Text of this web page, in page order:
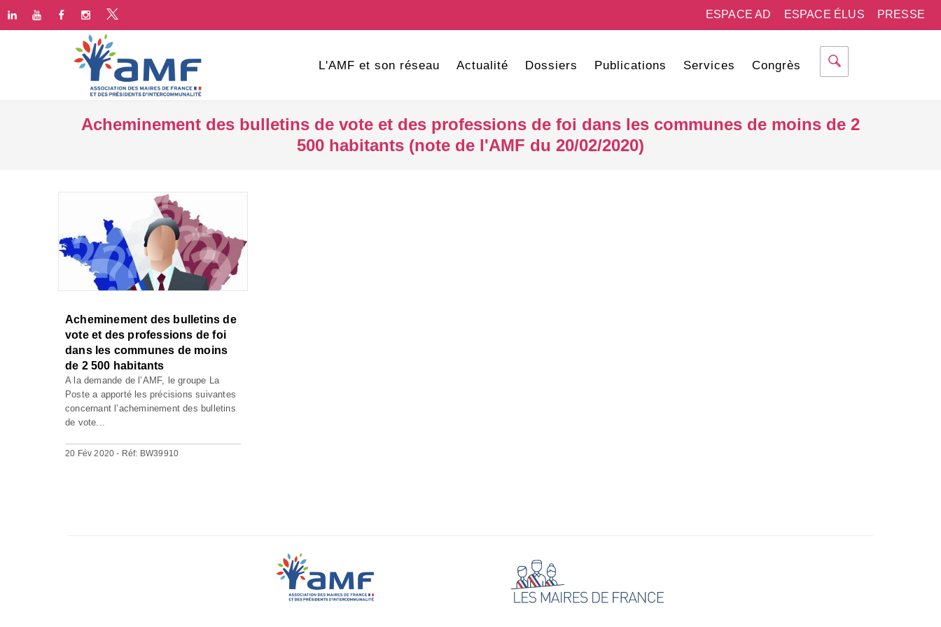
PRESSE
ESPACE ÉLUS
ESPACE AD
L'AMF et son réseau Actualité Dossiers Publications Services Congrès
Acheminement des bulletins de vote et des professions de foi dans les communes de moins de 2
500 habitants (note de l'AMF du 20/02/2020)
Acheminement des bulletins de
vote et des professions de foi
dans les communes de moins
de 2 500 habitants
A la demande de l’AMF, le groupe La
Poste a apporté les précisions suivantes
concernant l’acheminement des bulletins
de vote...
20 Fév 2020 - Réf: BW39910